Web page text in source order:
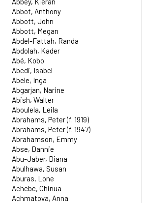
Abbot, Anthony
Abbott, John
Abbott, Megan
Abdel-Fattah, Randa
Abdolah, Kader
Abé, Kobo
Abedi, Isabel
Abele, Inga
Abgarjan, Narine
Abish, Walter
Aboulela, Leila
Abrahams, Peter (f. 1919)
Abrahams, Peter (f. 1947)
Abrahamson, Emmy
Abse, Dannie
Abu-Jaber, Diana
Abulhawa, Susan
Aburas, Lone
Achebe, Chinua
Achmatova, Anna